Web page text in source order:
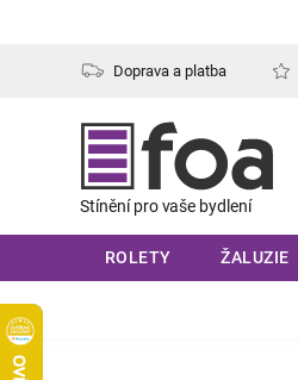
Doprava a platba
ROLETY ŽALUZIE